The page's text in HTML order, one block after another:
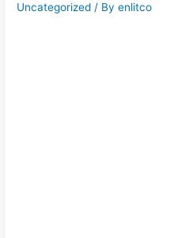
Uncategorized / Byenlitco